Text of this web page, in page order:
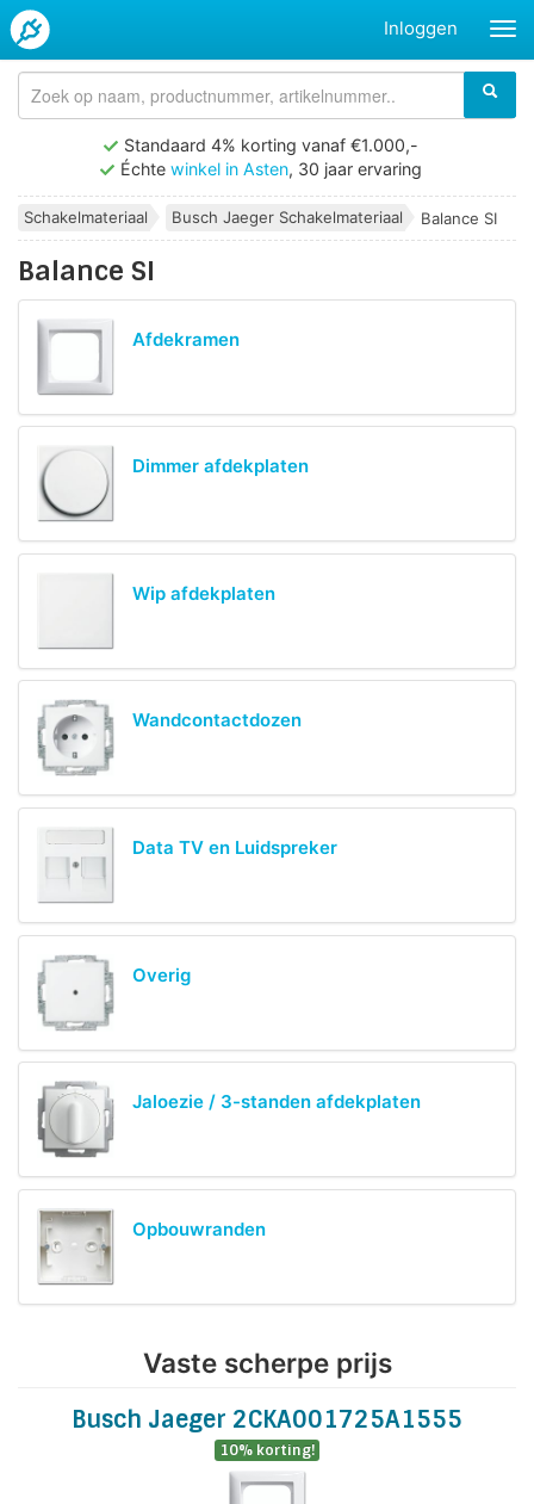
Inloggen
Standaard 4% korting vanaf €1.000,-
Échte winkel in Asten, 30 jaar ervaring
Schakelmateriaal Busch Jaeger Schakelmateriaal Balance SI
Balance SI
Afdekramen
Dimmer afdekplaten
Wip afdekplaten
Wandcontactdozen
Data TV en Luidspreker
Overig
Jaloezie / 3-standen afdekplaten
Opbouwranden
Vaste scherpe prijs
Busch Jaeger 2CKA001725A1555
10% korting!